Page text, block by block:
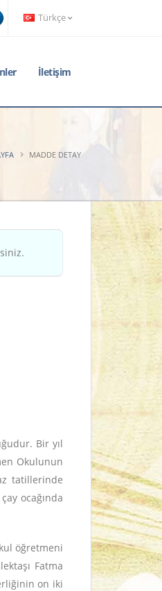
Türkçe
İletişim
MADDE DETAY
Bir yıl
Okulunun
tatillerinde
ocağında
öğretmeni
Fatma
on iki